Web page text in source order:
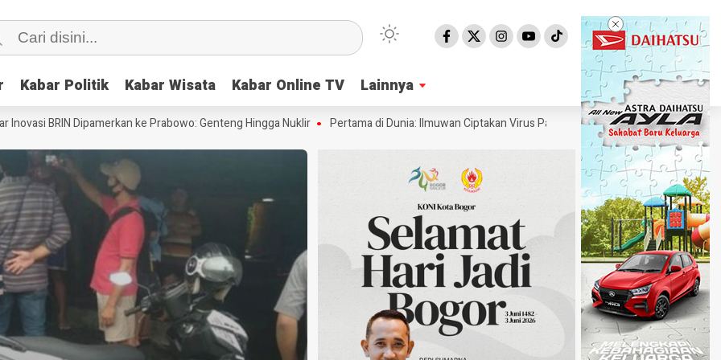
Kabar Politik Kabar Wisata Kabar Online TV Lainnya
Kabar Politik Kabar Wisata Kabar Online TV Lainnya
BRIN Dipamerkan ke Prabowo: Genteng Hingga Nuklir Pertama di Dunia: Ilmuwan Ciptakan Virus Pakai AI Ahli Ungkap Penampakan